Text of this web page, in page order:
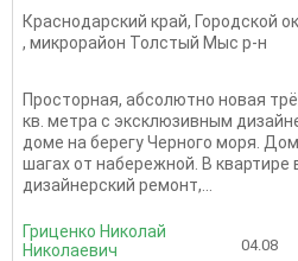
Краснодарский край, Городской
, микрорайон Толстый Мыс р-н
Просторная, абсолютно новая
кв. метра с эксклюзивным
доме на берегу Черного моря.
шагах от набережной. В квартире
дизайнерский ремонт,...
Гриценко Николай
Николаевич
04.08